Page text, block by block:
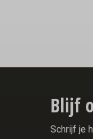
Blijf
Schrijf je